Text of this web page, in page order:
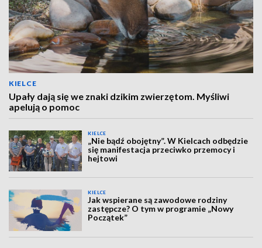
KIELCE
Upały dają się we znaki dzikim zwierzętom. Myśliwi
apelują o pomoc
KIELCE
„Nie bądź obojętny”. W Kielcach odbędzie
się manifestacja przeciwko przemocy i
hejtowi
KIELCE
Jak wspierane są zawodowe rodziny
zastępcze? O tym w programie „Nowy
Początek”